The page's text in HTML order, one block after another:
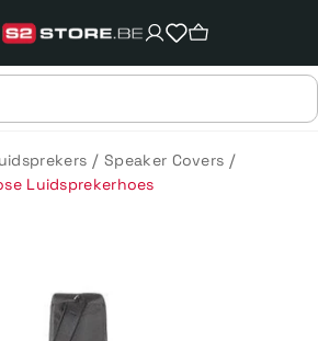
/ Speaker Covers /
Luidsprekerhoes